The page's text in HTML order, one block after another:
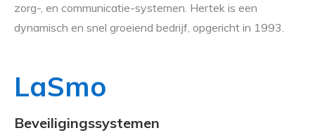
zorg-, en communicatie-systemen. Hertek is een
dynamisch en snel groeiend bedrijf, opgericht in 1993.
LaSmo
Beveiligingssystemen